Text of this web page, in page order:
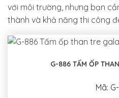
với môi trường, nhưng bạn
thành và khả năng thi công
G-886 TẤM ỐP
Mã: